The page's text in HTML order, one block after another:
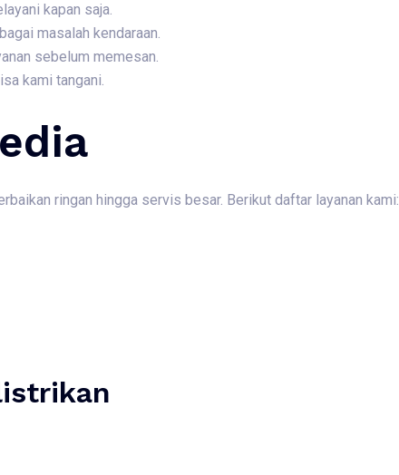
kapan saja.
masalah kendaraan.
sebelum memesan.
kami tangani.
ringan hingga servis besar. Berikut daftar layanan kami: